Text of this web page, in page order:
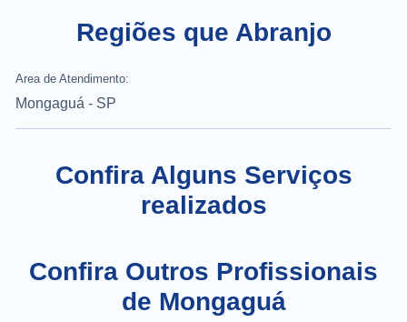
Regiões que Abranjo
Area de Atendimento:
Mongaguá - SP
Confira Alguns Serviços
realizados
Confira Outros Profissionais
de Mongaguá